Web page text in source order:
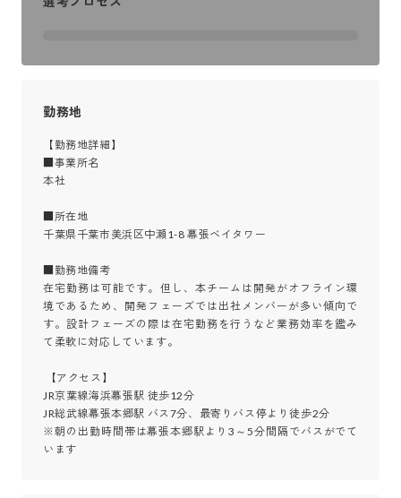
勤務地
【勤務地詳細】
■事業所名
本社
■所在地
千葉県千葉市美浜区中瀬1-8 幕張ベイタワー
■勤務地備考
在宅勤務は可能です。但し、本チームは開発がオフライン環
境であるため、開発フェーズでは出社メンバーが多い傾向で
す。設計フェーズの際は在宅勤務を行うなど業務効率を鑑み
て柔軟に対応しています。
JR京葉線海浜幕張駅 徒歩12分
JR総武線幕張本郷駅 バス7分、最寄りバス停より徒歩2分
※朝の出勤時間帯は幕張本郷駅より3～5分間隔でバスがでて
います